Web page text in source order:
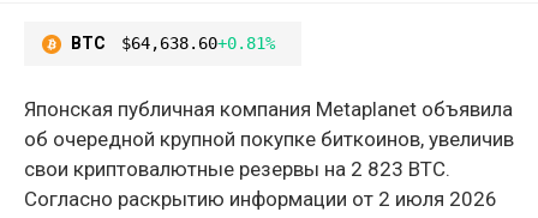
BTC $64,638.60+0.81%
Японская публичная компания Metaplanet объявила
об очередной крупной покупке биткоинов, увеличив
свои криптовалютные резервы на 2 823 BTC.
Согласно раскрытию информации от 2 июля 2026